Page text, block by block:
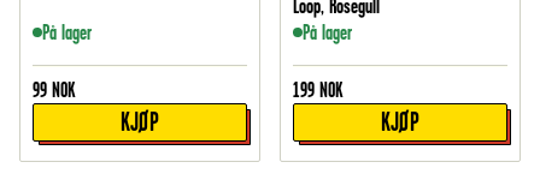
På lager
99 NOK
KJØP
Loop, Rosegull
På lager
199 NOK
KJØP